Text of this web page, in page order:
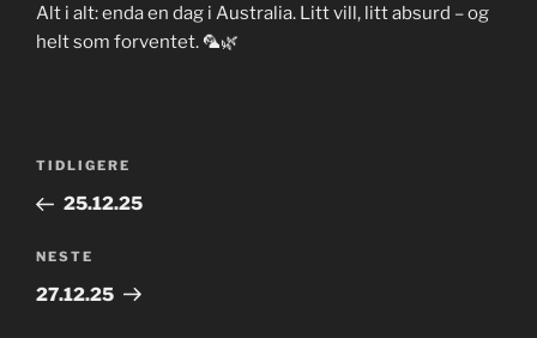
Alt i alt: enda en dag i Australia. Litt vill, litt absurd – og
helt som forventet. 🦜🌿
Innleggsnavigasjon
Forrige
innlegg
TIDLIGERE
25.12.25
Neste
innlegg
NESTE
27.12.25